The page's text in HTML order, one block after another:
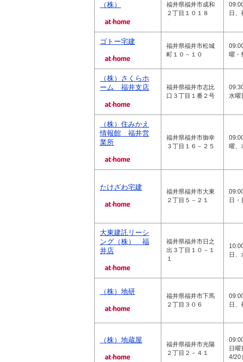
（株）
福井県福井市成和
２丁目１０１８
日、
ゴトー宅建
福井県福井市松城
町１０－１０
曜・
（株）さくらホ
ーム 福井支店
福井県福井市志比
口３丁目１番２号
水曜
（株）住みかえ
情報館 福井営
業所
福井県福井市御幸
３丁目１６－２５
曜、
たけざわ宅建
福井県福井市大東
２丁目５－２１
日・
大東建託リーシ
ング（株） 福
井店
福井県福井市日之
出３丁目１０－１
１
日、
（株）地研
福井県福井市下馬
２丁目３０６
日、
（株）地蔵屋
福井県福井市光陽
２丁目２－４１
日曜
4/20）